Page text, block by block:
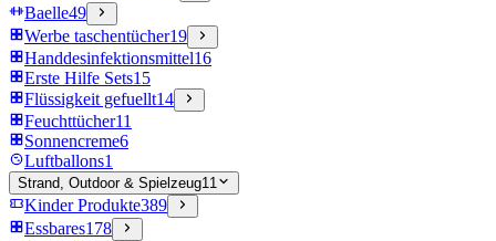
Baelle49
Werbe taschentücher19
Handdesinfektionsmittel16
Erste Hilfe Sets15
Flüssigkeit gefuellt14
Feuchttücher11
Sonnencreme6
Luftballons1
Strand, Outdoor & Spielzeug11
Kinder Produkte389
Essbares178